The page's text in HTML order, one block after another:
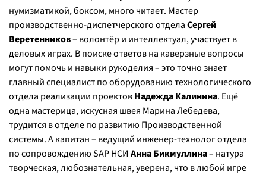
нумизматикой, боксом, много читает. Мастер
производственно-диспетчерского отделаСергей
Веретенников– волонтёр и интеллектуал, участвует в
деловых играх. В поиске ответов на каверзные вопросы
могут помочь и навыки рукоделия – это точно знает
главный специалист по оборудованию технологического
отдела реализации проектовНадежда Калинина. Ещё
одна мастерица, искусная швея Марина Лебедева,
трудится в отделе по развитию Производственной
системы. А капитан – ведущий инженер-технолог отдела
по сопровождению SAP НСИ Анна Бикмуллина– натура
творческая, любознательная, уверена, что в любой игре